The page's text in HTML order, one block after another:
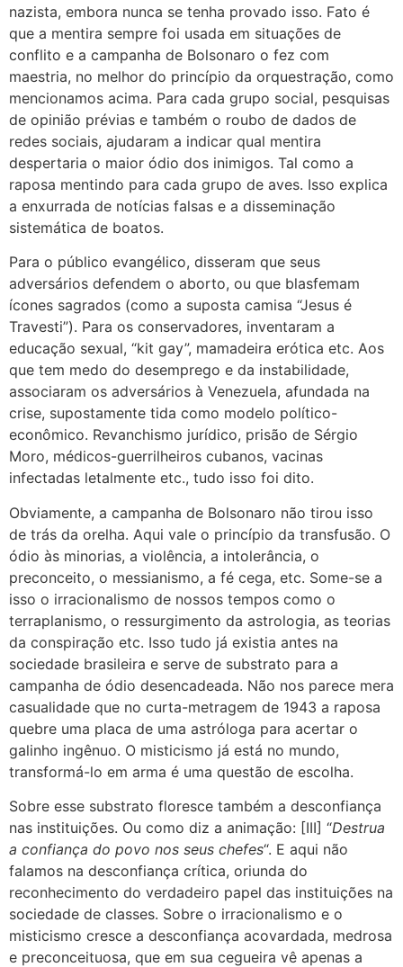
nazista, embora nunca se tenha provado isso. Fato é
que a mentira sempre foi usada em situações de
conflito e a campanha de Bolsonaro o fez com
maestria, no melhor do princípio da orquestração, como
mencionamos acima. Para cada grupo social, pesquisas
de opinião prévias e também o roubo de dados de
redes sociais, ajudaram a indicar qual mentira
despertaria o maior ódio dos inimigos. Tal como a
raposa mentindo para cada grupo de aves. Isso explica
a enxurrada de notícias falsas e a disseminação
sistemática de boatos.
Para o público evangélico, disseram que seus
adversários defendem o aborto, ou que blasfemam
ícones sagrados (como a suposta camisa “Jesus é
Travesti”). Para os conservadores, inventaram a
educação sexual, “kit gay”, mamadeira erótica etc. Aos
que tem medo do desemprego e da instabilidade,
associaram os adversários à Venezuela, afundada na
crise, supostamente tida como modelo político-
econômico. Revanchismo jurídico, prisão de Sérgio
Moro, médicos-guerrilheiros cubanos, vacinas
infectadas letalmente etc., tudo isso foi dito.
Obviamente, a campanha de Bolsonaro não tirou isso
de trás da orelha. Aqui vale o princípio da transfusão. O
ódio às minorias, a violência, a intolerância, o
preconceito, o messianismo, a fé cega, etc. Some-se a
isso o irracionalismo de nossos tempos como o
terraplanismo, o ressurgimento da astrologia, as teorias
da conspiração etc. Isso tudo já existia antes na
sociedade brasileira e serve de substrato para a
campanha de ódio desencadeada. Não nos parece mera
casualidade que no curta-metragem de 1943 a raposa
quebre uma placa de uma astróloga para acertar o
galinho ingênuo. O misticismo já está no mundo,
transformá-lo em arma é uma questão de escolha.
Sobre esse substrato floresce também a desconfiança
nas instituições. Ou como diz a animação: [III] “Destrua
a confiança do povo nos seus chefes“. E aqui não
falamos na desconfiança crítica, oriunda do
reconhecimento do verdadeiro papel das instituições na
sociedade de classes. Sobre o irracionalismo e o
misticismo cresce a desconfiança acovardada, medrosa
e preconceituosa, que em sua cegueira vê apenas a